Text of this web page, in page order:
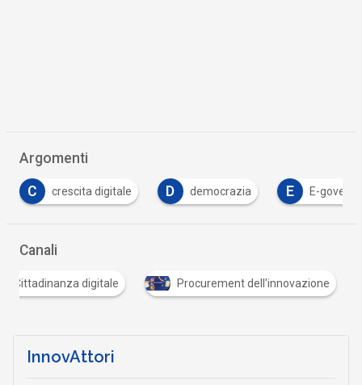
Argomenti
D democrazia E-governance E
Canali
Cittadinanza digitale Procurement
InnovAttori